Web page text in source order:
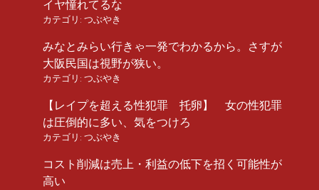
イヤ憧れてるな
カテゴリ: つぶやき
みなとみらい行きゃ一発でわかるから。さすが
大阪民国は視野が狭い。
カテゴリ: つぶやき
【レイプを超える性犯罪 托卵】 女の性犯罪
は圧倒的に多い、気をつけろ
カテゴリ: つぶやき
コスト削減は売上・利益の低下を招く可能性が
高い